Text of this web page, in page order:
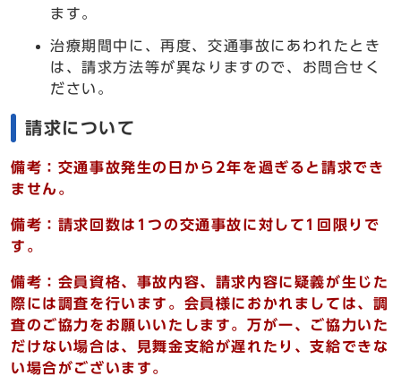
ます。
治療期間中に、再度、交通事故にあわれたとき
は、請求方法等が異なりますので、お問合せく
ださい。
請求について
備考：交通事故発生の日から2年を過ぎると請求でき
ません。
備考：請求回数は1つの交通事故に対して1回限りで
す。
備考：会員資格、事故内容、請求内容に疑義が生じた
際には調査を行います。会員様におかれましては、調
査のご協力をお願いいたします。万が一、ご協力いた
だけない場合は、見舞金支給が遅れたり、支給できな
い場合がございます。